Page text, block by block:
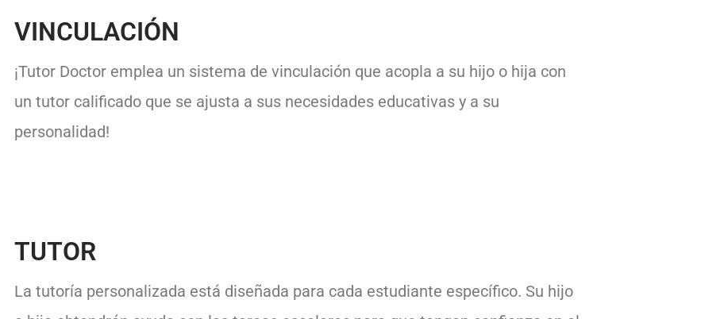
VINCULACIÓN
¡Tutor Doctor emplea un sistema de vinculación que acopla a su hijo o hija con
un tutor calificado que se ajusta a sus necesidades educativas y a su
personalidad!
TUTOR
La tutoría personalizada está diseñada para cada estudiante específico. Su hijo